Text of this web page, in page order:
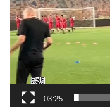
03:25